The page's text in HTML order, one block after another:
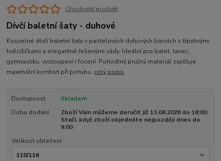
Ohodnotit produkt
Dívčí baletní šaty - duhové
Kouzelné dívčí baletní šaty v pastelových duhových barvách s třpytivými
hvězdičkami a elegantně řešenými zády. Ideální pro balet, tanec,
gymnastiku, vystoupení i focení. Pohodlný pružný materiál zajišťuje
maximální komfort při pohybu. celý popis
Dostupnost
Skladem
Doba dodání
Zboží Vám můžeme doručit již 13.08.2026 do 18:00.
Stačí, když zboží objednáte nejpozději dnes do
9:00
Velikost oblečení